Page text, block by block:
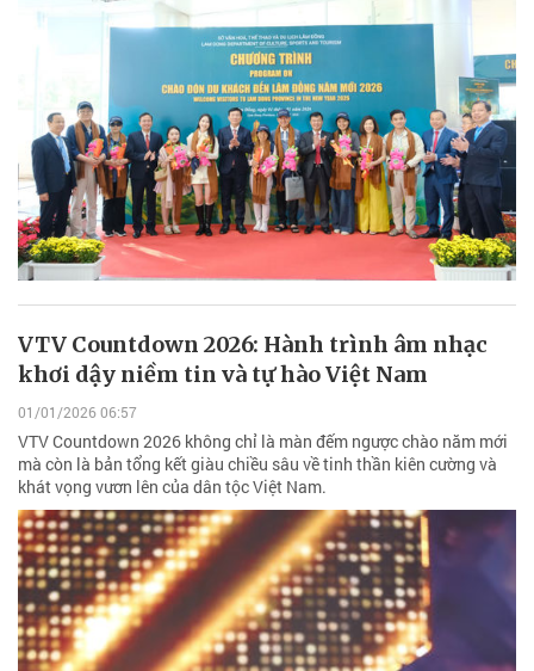
VTV Countdown 2026: Hành trình âm nhạc
khơi dậy niềm tin và tự hào Việt Nam
01/01/2026 06:57
VTV Countdown 2026 không chỉ là màn đếm ngược chào năm mới
mà còn là bản tổng kết giàu chiều sâu về tinh thần kiên cường và
khát vọng vươn lên của dân tộc Việt Nam.